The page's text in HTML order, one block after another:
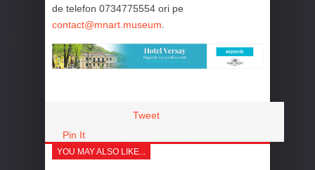
de telefon 0734775554 ori pe
contact@mnart.museum
Tweet
Pin It
YOU MAY ALSO LIKE...